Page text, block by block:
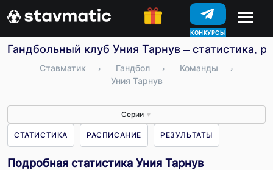
КОНКУРСЫ
Гандбольный клуб Уния Тарнув – статистика,
Ставматик › Гандбол › Команды
›
Уния Тарнув
Серии ▼
СТАТИСТИКА РАСПИСАНИЕ РЕЗУЛЬТАТЫ
Подробная статистика Уния Тарнув